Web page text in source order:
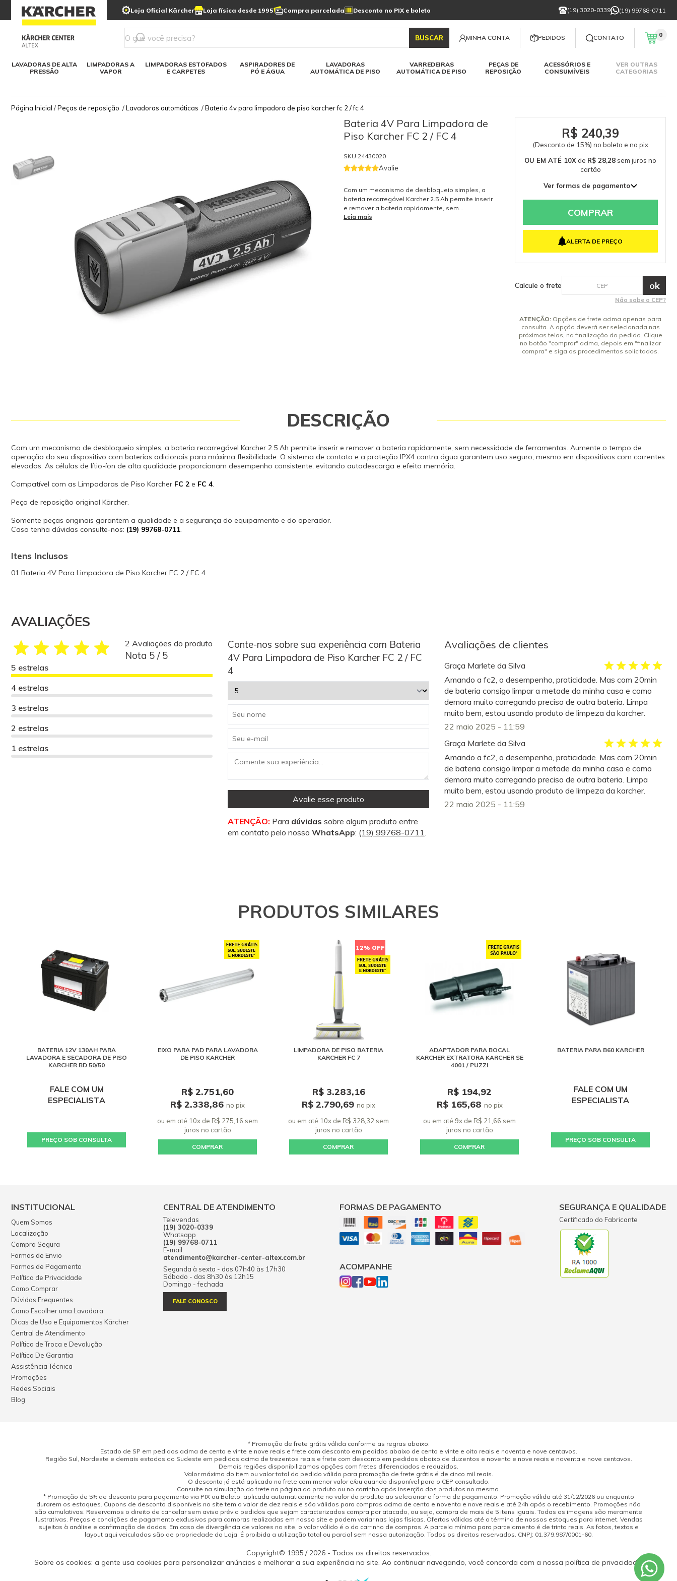
Loja Oficial Kärcher Loja física desde 1995 Compra parcelada Desconto no PIX e boleto (19) 3020-0339 (19) 99768-0711
BUSCAR MINHA CONTA PEDIDOS CONTATO 0
LAVADORAS DE ALTA
PRESSÃO
Detergentes
Linha a bateria
LIMPADORAS A
VAPOR
LIMPADORAS ESTOFADOS
E CARPETES
ASPIRADORES DE
PÓ E ÁGUA
Linha a bateria
LAVADORAS
AUTOMÁTICA DE PISO
VARREDEIRAS
AUTOMÁTICA DE PISO
PEÇAS DE
REPOSIÇÃO
Lavadoras automática
Varredeiras automática
ACESSÓRIOS E
CONSUMÍVEIS
Varredeiras automática
VER OUTRAS
CATEGORIAS
Kärcher para o lar Soluções digitais
Limpeza de painel
solar
Página Inicial /Peças de reposição /Lavadoras automáticas /Bateria 4v para limpadora de piso karcher fc 2 / fc 4
Bateria 4V Para Limpadora de
Piso Karcher FC 2 / FC 4
SKU 24430020
Avalie
Com um mecanismo de desbloqueio simples, a
bateria recarregável Karcher 2.5 Ah permite inserir
e remover a bateria rapidamente, sem
necessidade de ferramentas. Aumente o tempo
Leia mais
R$ 240,39
(Desconto de 15%) no boleto e no pix
OU EM ATÉ 10X de R$ 28,28 sem juros no
cartão
Ver formas de pagamento
2x de R$ 141,40 sem juros
5x de R$ 56,56 sem juros
8x de R$ 35,35 sem juros
9x de R$ 31,42 sem juros
COMPRAR
ALERTA DE PREÇO
Calcule o frete
Não sabe o CEP?
ATENÇÃO: Opções de frete acima apenas para
consulta. A opção deverá ser selecionada nas
próximas telas, na finalização do pedido. Clique
no botão "comprar" acima, depois em "finalizar
compra" e siga os procedimentos solicitados.
DESCRIÇÃO
Com um mecanismo de desbloqueio simples, a bateria recarregável Karcher 2.5 Ah permite inserir e remover a bateria rapidamente, sem necessidade de ferramentas. Aumente o tempo de
operação do seu dispositivo com baterias adicionais para máxima flexibilidade. O sistema de contato e a proteção IPX4 contra água garantem uso seguro, mesmo em dispositivos com correntes
elevadas. As células de lítio-íon de alta qualidade proporcionam desempenho consistente, evitando autodescarga e efeito memória.
Compatível com as Limpadoras de Piso Karcher FC 2 e FC 4.
Peça de reposição original Kärcher.
Somente peças originais garantem a qualidade e a segurança do equipamento e do operador.
Caso tenha dúvidas consulte-nos: (19) 99768-0711.
Itens Inclusos
01 Bateria 4V Para Limpadora de Piso Karcher FC 2 / FC 4
AVALIAÇÕES
2 Avaliações do produto
Nota 5 / 5
5 estrelas
4 estrelas
3 estrelas
2 estrelas
1 estrelas
Conte-nos sobre sua experiência com Bateria
4V Para Limpadora de Piso Karcher FC 2 / FC
4
Avalie esse produto
ATENÇÃO: Para dúvidas sobre algum produto entre
em contato pelo nosso WhatsApp: (19) 99768-0711.
Avaliações de clientes
Graça Marlete da Silva
Amando a fc2, o desempenho, praticidade. Mas com 20min
de bateria consigo limpar a metade da minha casa e como
demora muito carregando preciso de outra bateria. Limpa
muito bem, estou usando produto de limpeza da karcher.
22 maio 2025 - 11:59
Graça Marlete da Silva
Amando a fc2, o desempenho, praticidade. Mas com 20min
de bateria consigo limpar a metade da minha casa e como
demora muito carregando preciso de outra bateria. Limpa
muito bem, estou usando produto de limpeza da karcher.
22 maio 2025 - 11:59
PRODUTOS SIMILARES
BATERIA 12V 130AH PARA
LAVADORA E SECADORA DE PISO
KARCHER BD 50/50
FALE COM UM
ESPECIALISTA
PREÇO SOB CONSULTA
EIXO PARA PAD PARA LAVADORA
DE PISO KARCHER
R$ 2.751,60
R$ 2.338,86 no pix
ou em até 10x de R$ 275,16 sem
juros no cartão
COMPRAR
12% OFF
LIMPADORA DE PISO BATERIA
KARCHER FC 7
R$ 3.283,16
R$ 2.790,69 no pix
ou em até 10x de R$ 328,32 sem
juros no cartão
COMPRAR
ADAPTADOR PARA BOCAL
KARCHER EXTRATORA KARCHER SE
4001 / PUZZI
R$ 194,92
R$ 165,68 no pix
ou em até 9x de R$ 21,66 sem
juros no cartão
COMPRAR
BATERIA PARA B60 KARCHER
FALE COM UM
ESPECIALISTA
PREÇO SOB CONSULTA
INSTITUCIONAL
Quem Somos
Localização
Compra Segura
Formas de Envio
Formas de Pagamento
Política de Privacidade
Como Comprar
Dúvidas Frequentes
Como Escolher uma Lavadora
Dicas de Uso e Equipamentos Kärcher
Central de Atendimento
Política de Troca e Devolução
Política De Garantia
Assistência Técnica
Promoções
Redes Sociais
Blog
CENTRAL DE ATENDIMENTO
Televendas
(19) 3020-0339
Whatsapp
(19) 99768-0711
E-mail
atendimento@karcher-center-altex.com.br
Segunda à sexta - das 07h40 às 17h30
Sábado - das 8h30 às 12h15
Domingo - fechada
FALE CONOSCO
FORMAS DE PAGAMENTO
ACOMPANHE
SEGURANÇA E QUALIDADE
Certificado do Fabricante
* Promoção de frete grátis válida conforme as regras abaixo:
Estado de SP em pedidos acima de cento e vinte e nove reais e frete com desconto em pedidos abaixo de cento e vinte e oito reais e noventa e nove centavos.
Região Sul, Nordeste e demais estados do Sudeste em pedidos acima de trezentos reais e frete com desconto em pedidos abaixo de duzentos e noventa e nove reais e noventa e nove centavos.
Demais regiões disponibilizamos opções com fretes diferenciados e reduzidos.
Valor máximo do item ou valor total do pedido válido para promoção de frete grátis é de cinco mil reais.
O desconto já está aplicado no frete com menor valor e/ou quando disponível para o CEP consultado.
Consulte na simulação do frete na página do produto ou no carrinho após inserção dos produtos no mesmo.
* Promoção de 5% de desconto para pagamento via PIX ou Boleto, aplicada automaticamente no valor do produto ao selecionar a forma de pagamento. Promoção válida até 31/12/2026 ou enquanto
durarem os estoques. Cupons de desconto disponíveis no site tem o valor de dez reais e são válidos para compras acima de cento e noventa e nove reais e até 24h após o recebimento. Promoções não
são cumulativas. Reservamos o direito de cancelar sem aviso prévio pedidos que sejam caracterizados compra por atacado, ou seja, compra de mais de 5 itens iguais. Todas as imagens são meramente
ilustrativas. Preços e condições de pagamento exclusivos para compras realizadas em nosso site e podem variar nas lojas físicas. Ofertas válidas até o término de nossos estoques para internet. Vendas
sujeitas à análise e confirmação de dados. Em caso de divergência de valores no site, o valor válido é o do carrinho de compras. A parcela mínima para parcelamento é de trinta reais. As fotos, textos e
layout aqui veiculados são de propriedade da Loja. É proibida a utilização total ou parcial sem nossa autorização. Todos os direitos reservados. CNPJ: 01.379.987/0001-60.
Copyright© 1995 / 2026 - Todos os direitos reservados.
Sobre os cookies: a gente usa cookies para personalizar anúncios e melhorar a sua experiência no site. Ao continuar navegando, você concorda com a nossa política de privacidade.